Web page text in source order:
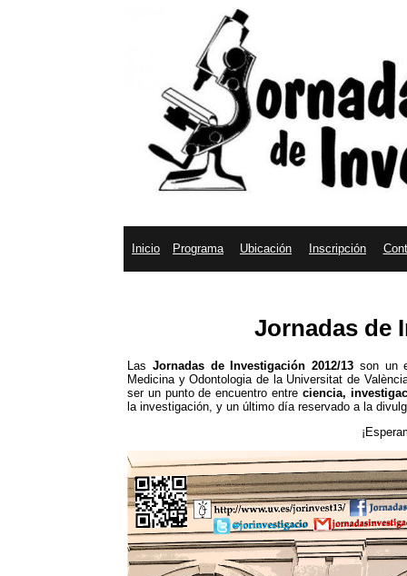
Inicio Programa Ubicación Inscripción
Jornadas de
Las Jornadas de Investigación 2012/13 son un
Medicina y Odontologia de la Universitat de
ser un punto de encuentro entre ciencia,
la investigación, y un último día reservado a la